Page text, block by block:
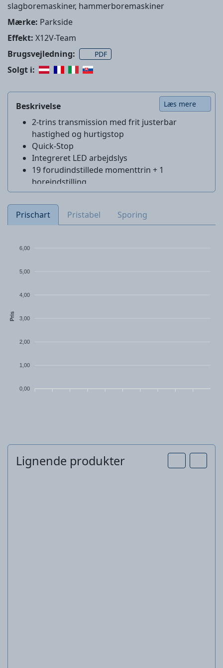
slagboremaskiner, hammerboremaskiner
Mærke: Parkside
Effekt: X12V-Team
Brugsvejledning:
PDF
Solgt i:
Beskrivelse
2-trins transmission med frit justerbar
hastighed og hurtigstop
Quick-Stop
Integreret LED arbejdslys
19 forudindstillede momenttrin + 1
boreindstilling
BATTERI IKKE INKLUDERET
OPLADER IKKE INKLUDERET
Læs mere
Prischart Pristabel Sporing
6,00
5,00
4,00
3,00
2,00
1,00
0,00
Pris
Lignende produkter